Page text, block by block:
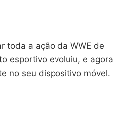
toda a ação da WWE de
esportivo evoluiu, e agora
no seu dispositivo móvel.